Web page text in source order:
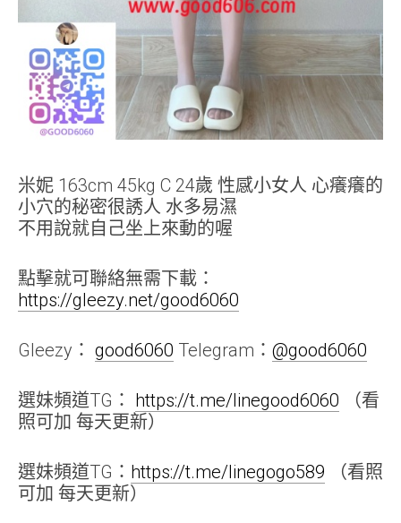
米妮 163cm 45kg C 24歲 性感小女人 心癢癢的
小穴的秘密很誘人 水多易濕
不用說就自己坐上來動的喔
點擊就可聯絡無需下載：
https://gleezy.net/good6060
Gleezy： good6060 Telegram： @good6060
選妹頻道TG： https://t.me/linegood6060 （看
照可加 每天更新）
選妹頻道TG： https://t.me/linegogo589 （看照
可加 每天更新）